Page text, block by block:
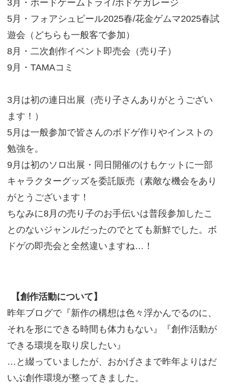
3月・ボードゲームトライ/ボドゲガレージ
5月・フォアシュピール2025春/花金ゲムマ2025春試
遊会（どちらも一般客で参加）
8月・二次創作イベント即売会（売り子）
9月・TAMAコミ
3月は初の連日出展（売り子さんありがとうござい
ます！）
5月は一般参加で皆さんのボドゲ作りやインストの
勉強を。
9月は初のソロ出展・同日開催のけもケットに一部
キャラクターグッズを委託販売（素敵な機会をあり
がとうございます！
ちなみに8月の売り子のお手伝いは普段参加したこ
とのないジャンルだったのでとても新鮮でした。ボ
ドゲの即売会と全然違いますね…！
【創作活動について】
昨年ブログで『新作の構想は色々浮かんでるのに、
それを形にできる時間も体力もない』『創作活動が
できる環境を取り戻したい』
…と綴っていましたが、おかげさまで昨年よりはだ
いぶ創作環境が整ってきました。